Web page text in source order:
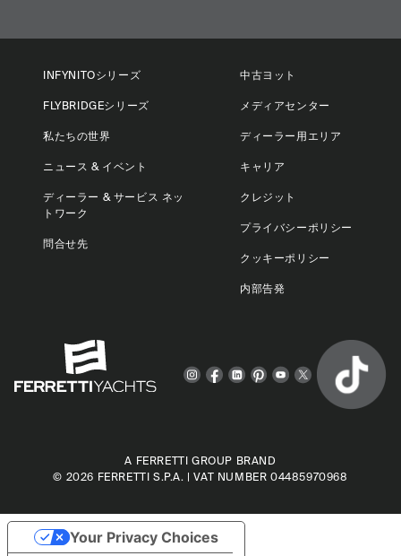
INFYNITOシリーズ
FLYBRIDGEシリーズ
私たちの世界
ニュース & イベント
ディーラー & サービス ネッ
トワーク
問合せ先
中古ヨット
メディアセンター
ディーラー用エリア
キャリア
クレジット
プライバシーポリシー
クッキーポリシー
内部告発
A FERRETTI GROUP BRAND
© 2026 FERRETTI S.P.A. | VAT NUMBER 04485970968
Your Privacy Choices